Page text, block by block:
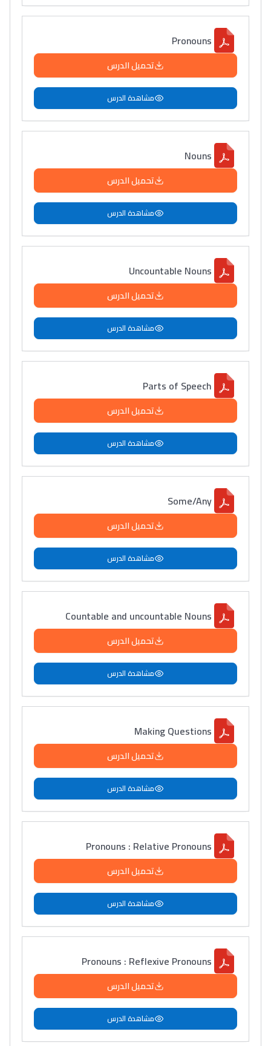
Pronouns
تحميل الدرس
مشاهدة الدرس
Nouns
تحميل الدرس
مشاهدة الدرس
Uncountable Nouns
تحميل الدرس
مشاهدة الدرس
Parts of Speech
تحميل الدرس
مشاهدة الدرس
Some/Any
تحميل الدرس
مشاهدة الدرس
Countable and uncountable Nouns
تحميل الدرس
مشاهدة الدرس
Making Questions
تحميل الدرس
مشاهدة الدرس
Pronouns : Relative Pronouns
تحميل الدرس
مشاهدة الدرس
Pronouns : Reflexive Pronouns
تحميل الدرس
مشاهدة الدرس